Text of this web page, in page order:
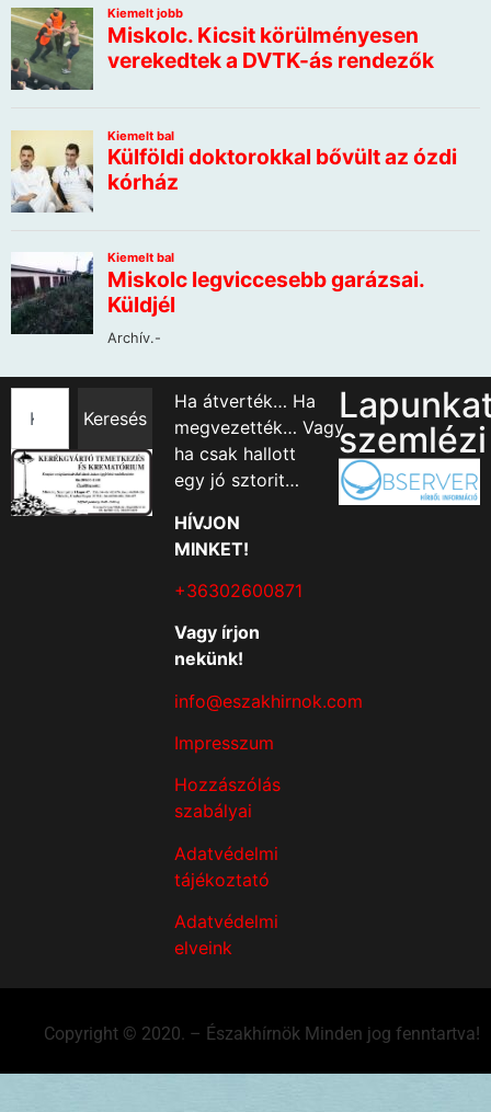
Keresés
Ha átverték… Ha
megvezették… Vagy
ha csak hallott
egy jó sztorit…
HÍVJON
MINKET!
+36302600871
Vagy írjon
nekünk!
info@eszakhirnok.com
Impresszum
Hozzászólás
szabályai
Adatvédelmi
tájékoztató
Adatvédelmi
elveink
szemlézi
Copyright © 2020. – Északhírnök Minden jog fenntartva!